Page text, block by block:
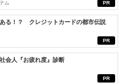
PR
ム
PR
る！？ クレジットカードの都市伝説
PR
会人『お疲れ度』診断